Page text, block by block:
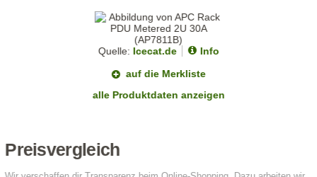
Quelle: Icecat.de
Info
auf die Merkliste
alle Produktdaten anzeigen
Preisvergleich